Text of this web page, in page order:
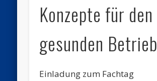
Konzepte für den
gesunden Betrieb
Einladung zum Fachtag